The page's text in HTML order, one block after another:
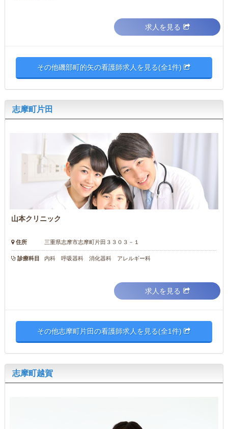
求人を見る
その他磯部町的矢の看護師求人を見る(全1件)
志摩町片田
山本クリニック
住所 三重県志摩市志摩町片田３３０３－１
診療科目 内科 呼吸器科 消化器科 アレルギー科
求人を見る
その他志摩町片田の看護師求人を見る(全1件)
志摩町越賀